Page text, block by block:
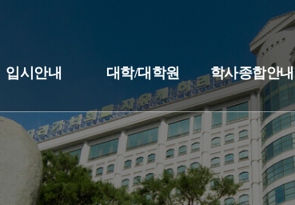
입시안내 대학/대학원 학사종합안내